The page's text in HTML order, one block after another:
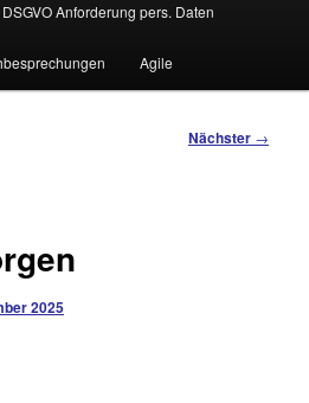
DSGVO Anforderung pers. Daten
Agile
Nächster →
2025